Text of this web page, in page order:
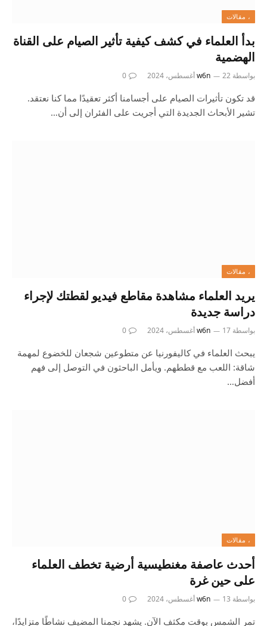
، مقالات
بدأ العلماء في كشف كيفية تأثير الصيام على القناة
الهضمية
بواسطة w6n 22 أغسطس، 2024 0
قد تكون تأثيرات الصيام على أجسامنا أكثر تعقيدًا مما كنا نعتقد.
تشير الأبحاث الجديدة التي أجريت على الفئران إلى أن…
، مقالات
يريد العلماء مشاهدة مقاطع فيديو لقطتك لإجراء
دراسة جديدة
بواسطة w6n 17 أغسطس، 2024 0
يبحث العلماء في كاليفورنيا عن متطوعين شجعان للخضوع لمهمة
شاقة: اللعب مع قططهم. ويأمل الباحثون في التوصل إلى فهم
أفضل…
، مقالات
أحدث عاصفة مغنطيسية أرضية تخطف العلماء
على حين غرة
بواسطة w6n 13 أغسطس، 2024 0
تمر الشمس بوقت مكثف الآن. يشهد نجمنا المضيف نشاطًا متزايدًا،